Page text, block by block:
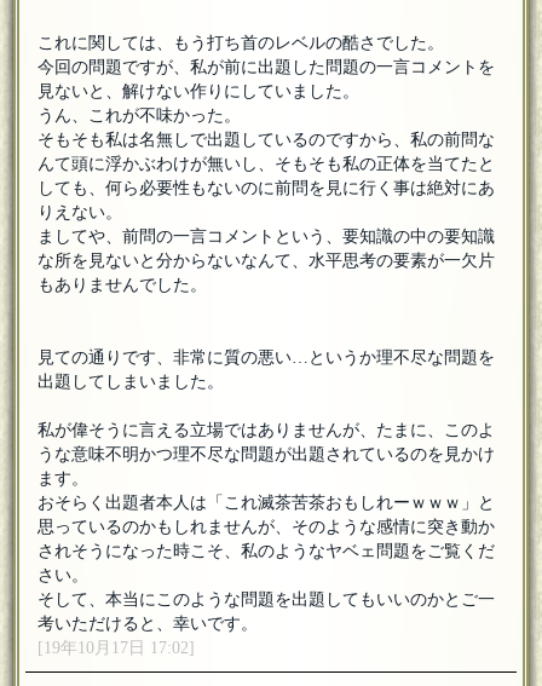
これに関しては、もう打ち首のレベルの酷さでした。
今回の問題ですが、私が前に出題した問題の一言コメントを
見ないと、解けない作りにしていました。
うん、これが不味かった。
そもそも私は名無しで出題しているのですから、私の前問な
んて頭に浮かぶわけが無いし、そもそも私の正体を当てたと
しても、何ら必要性もないのに前問を見に行く事は絶対にあ
りえない。
ましてや、前問の一言コメントという、要知識の中の要知識
な所を見ないと分からないなんて、水平思考の要素が一欠片
もありませんでした。
見ての通りです、非常に質の悪い…というか理不尽な問題を
出題してしまいました。
私が偉そうに言える立場ではありませんが、たまに、このよ
うな意味不明かつ理不尽な問題が出題されているのを見かけ
ます。
おそらく出題者本人は「これ滅茶苦茶おもしれーｗｗｗ」と
思っているのかもしれませんが、そのような感情に突き動か
されそうになった時こそ、私のようなヤベェ問題をご覧くだ
さい。
そして、本当にこのような問題を出題してもいいのかとご一
考いただけると、幸いです。
[19年10月17日 17:02]